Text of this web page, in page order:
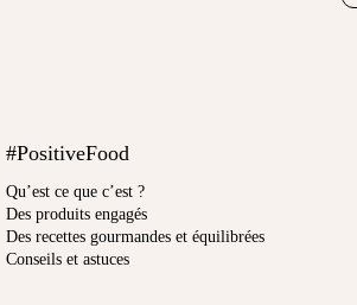
#PositiveFood
Qu’est ce que c’est ?
Des produits engagés
Des recettes gourmandes et équilibrées
Conseils et astuces